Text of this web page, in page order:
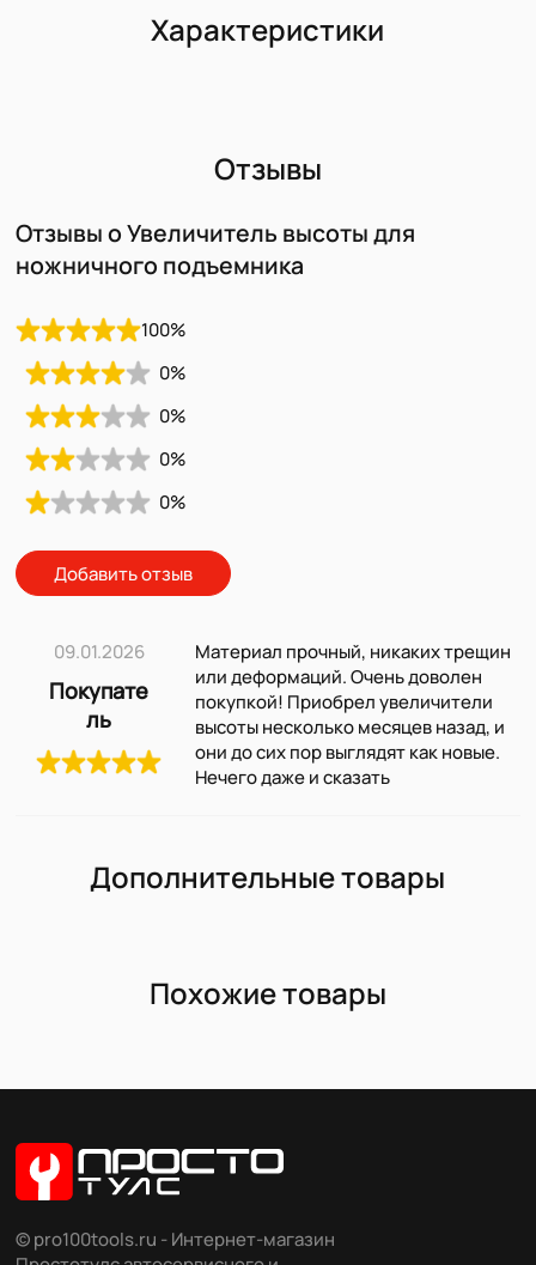
Характеристики
Отзывы
Отзывы о Увеличитель высоты для
ножничного подъемника
100%
0%
0%
0%
0%
Добавить отзыв
09.01.2026
Покупате
ль
Материал прочный, никаких трещин
или деформаций. Очень доволен
покупкой! Приобрел увеличители
высоты несколько месяцев назад, и
они до сих пор выглядят как новые.
Нечего даже и сказать
Дополнительные товары
Похожие товары
© pro100tools.ru - Интернет-магазин